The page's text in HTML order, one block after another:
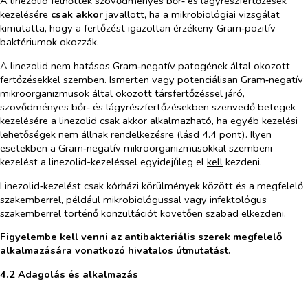
kezelésére csak akkor javallott, ha a mikrobiológiai vizsgálat
kimutatta, hogy a fertőzést igazoltan érzékeny Gram‑pozitív
baktériumok okozzák.
A linezolid nem hatásos Gram‑negatív patogének által okozott
fertőzésekkel szemben. Ismerten vagy potenciálisan Gram‑negatív
mikroorganizmusok által okozott társfertőzéssel járó,
szövődményes bőr‑ és lágyrészfertőzésekben szenvedő betegek
kezelésére a linezolid csak akkor alkalmazható, ha egyéb kezelési
lehetőségek nem állnak rendelkezésre (lásd 4.4 pont). Ilyen
esetekben a Gram‑negatív mikroorganizmusokkal szembeni
kezelést a linezolid-kezeléssel egyidejűleg el kell kezdeni.
Linezolid‑kezelést csak kórházi körülmények között és a megfelelő
szakemberrel, például mikrobiológussal vagy infektológus
szakemberrel történő konzultációt követően szabad elkezdeni.
Figyelembe kell venni az antibakteriális szerek megfelelő
alkalmazására vonatkozó hivatalos útmutatást.
4.2 Adagolás és alkalmazás